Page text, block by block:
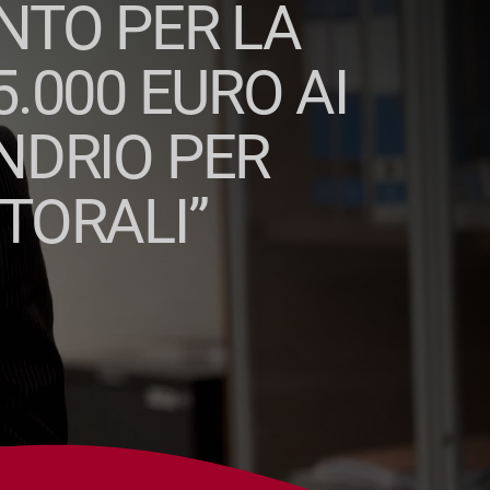
PER LA
EURO AI
PER